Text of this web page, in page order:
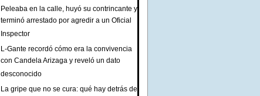
Peleaba en la calle, huyó su contrincante y
terminó arrestado por agredir a un Oficial
Inspector
L-Gante recordó cómo era la convivencia
con Candela Arizaga y reveló un dato
desconocido
La gripe que no se cura: qué hay detrás de